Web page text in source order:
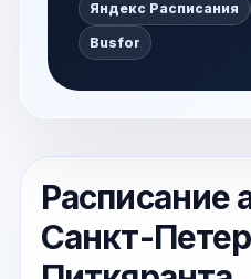
Яндекс Расписания
Busfor
Расписание
Санкт-